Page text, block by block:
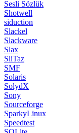
Sesli Sözlük
Shotwell
siduction
Slackel
Slackware
Slax
SliTaz
SMF
Solaris
SolydX
Sony
Sourceforge
SparkyLinux
Speedtest